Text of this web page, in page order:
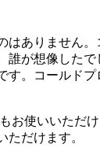
ありません
が想像した
。コールド
使いいただ
だけます。